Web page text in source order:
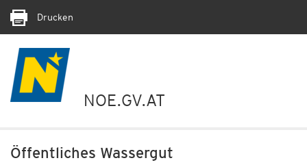
Drucken
NOE.GV.AT
Öffentliches Wassergut